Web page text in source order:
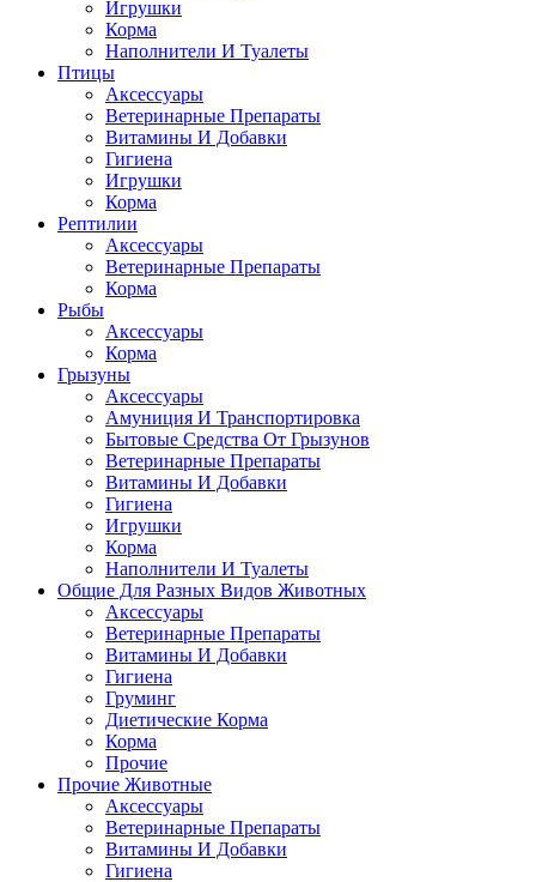
Игрушки
Корма
Наполнители И Туалеты
Птицы
Аксессуары
Ветеринарные Препараты
Витамины И Добавки
Гигиена
Игрушки
Корма
Рептилии
Аксессуары
Ветеринарные Препараты
Корма
Рыбы
Аксессуары
Корма
Грызуны
Аксессуары
Амуниция И Транспортировка
Бытовые Средства От Грызунов
Ветеринарные Препараты
Витамины И Добавки
Гигиена
Игрушки
Корма
Наполнители И Туалеты
Общие Для Разных Видов Животных
Аксессуары
Ветеринарные Препараты
Витамины И Добавки
Гигиена
Груминг
Диетические Корма
Корма
Прочие
Прочие Животные
Аксессуары
Ветеринарные Препараты
Витамины И Добавки
Гигиена